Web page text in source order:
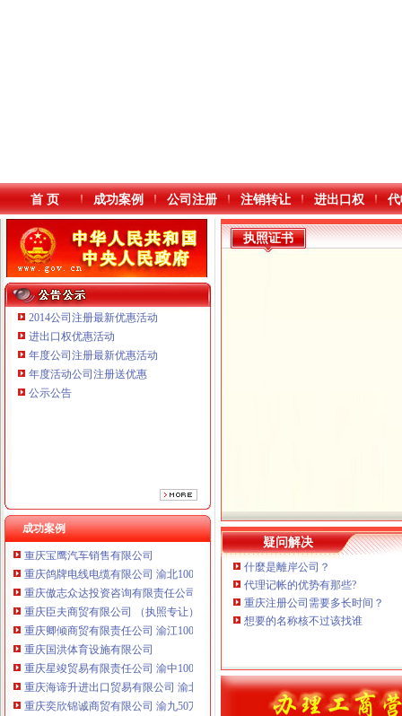
本站导航
首 页 成功案例 公司注册 注销转让 进出口权
2014公司注册最新优惠活动
进出口权优惠活动
年度公司注册最新优惠活动
年度活动公司注册送优惠
公示公告
成功案例
重庆鸽牌电线电缆有限公司 渝北10010万 (进出口权)
重庆傲志众达投资咨询有限责任公司 渝九1000万 （增资）
重庆臣夫商贸有限公司 （执照专让）
重庆卿倾商贸有限责任公司 渝江100万 （工商注册）
重庆国洪体育设施有限公司
重庆星竣贸易有限责任公司 渝中100万 （进出口权）
重庆海谛升进出口贸易有限公司 渝北100万 （进出口权）
重庆奕欣锦诚商贸有限公司 渝九50万 （工商注册）
重庆信同广告有限公司 渝沙50万 （工商注册）
执照证书
疑问解决
什麼是離岸公司？
代理记帐的优势有那些?
重庆注册公司需要多长时间？
想要的名称核不过该找谁